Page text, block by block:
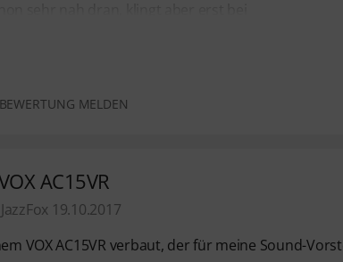
BEWERTUNG MELDEN
AC15VR
JazzFox 19.10.2017
VOX AC15VR verbaut, der für meine Sound-